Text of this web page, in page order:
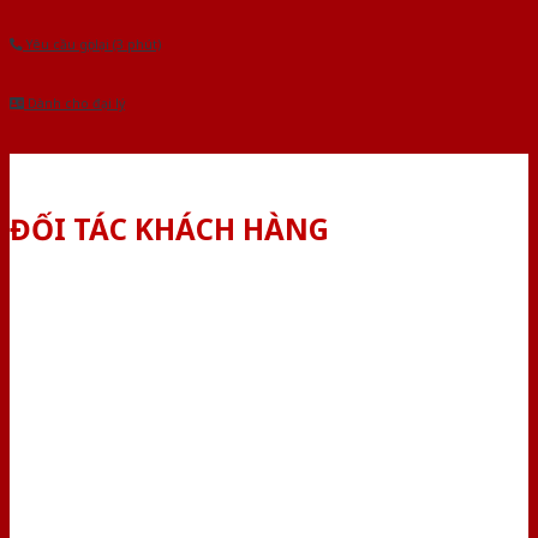
Yêu cầu gọi lại (3 phút)
Dành cho đại lý
ĐỐI TÁC KHÁCH HÀNG